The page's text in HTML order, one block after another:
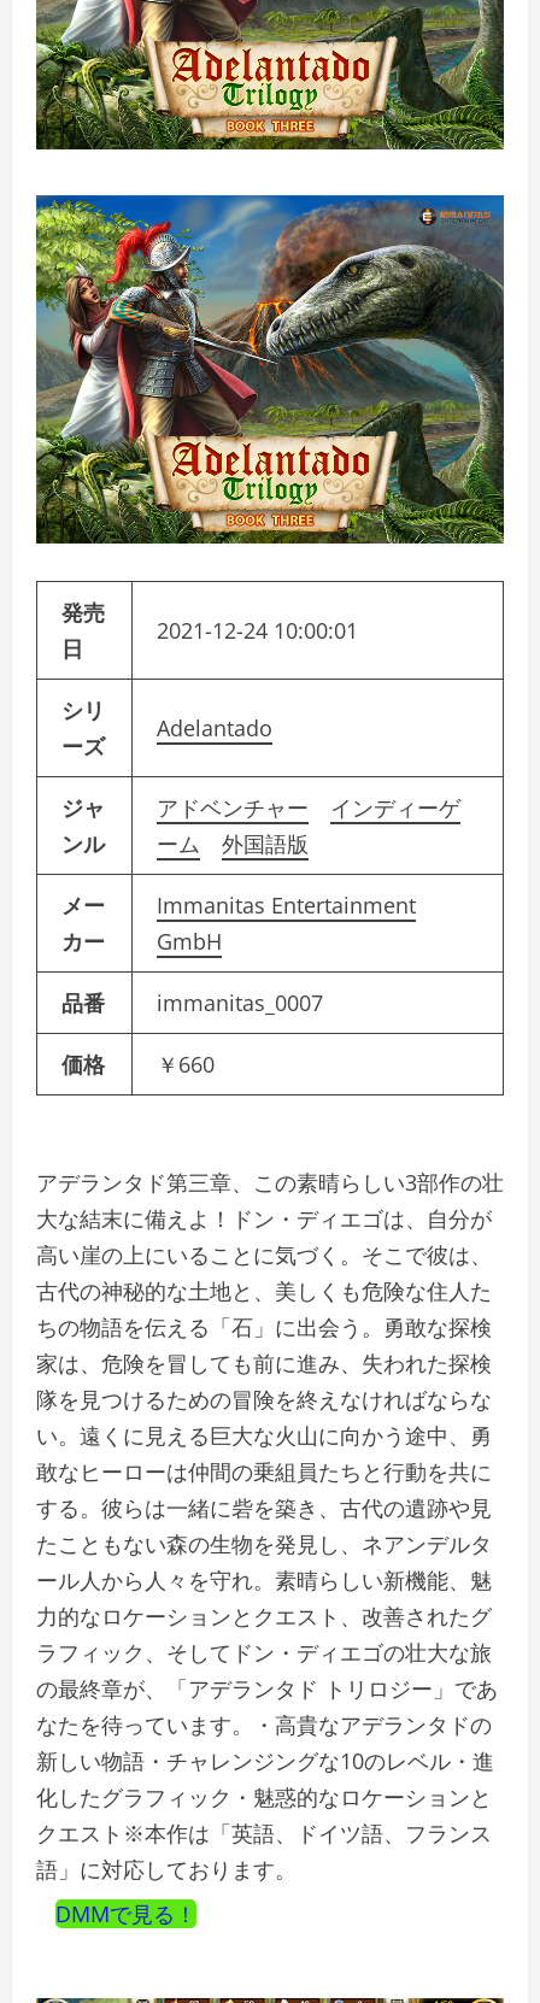
発売
日
2021-12-24 10:00:01
シリ
ーズ
Adelantado
ジャ
ンル
アドベンチャー
インディーゲ
ーム
外国語版
メー
カー
Immanitas Entertainment
GmbH
品番 immanitas_0007
価格 ￥660
アデランタド第三章、この素晴らしい3部作の壮
大な結末に備えよ！ドン・ディエゴは、自分が
高い崖の上にいることに気づく。そこで彼は、
古代の神秘的な土地と、美しくも危険な住人た
ちの物語を伝える「石」に出会う。勇敢な探検
家は、危険を冒しても前に進み、失われた探検
隊を見つけるための冒険を終えなければならな
い。遠くに見える巨大な火山に向かう途中、勇
敢なヒーローは仲間の乗組員たちと行動を共に
する。彼らは一緒に砦を築き、古代の遺跡や見
たこともない森の生物を発見し、ネアンデルタ
ール人から人々を守れ。素晴らしい新機能、魅
力的なロケーションとクエスト、改善されたグ
ラフィック、そしてドン・ディエゴの壮大な旅
の最終章が、「アデランタド トリロジー」であ
なたを待っています。・高貴なアデランタドの
新しい物語・チャレンジングな10のレベル・進
化したグラフィック・魅惑的なロケーションと
クエスト※本作は「英語、ドイツ語、フランス
語」に対応しております。
DMMで見る！